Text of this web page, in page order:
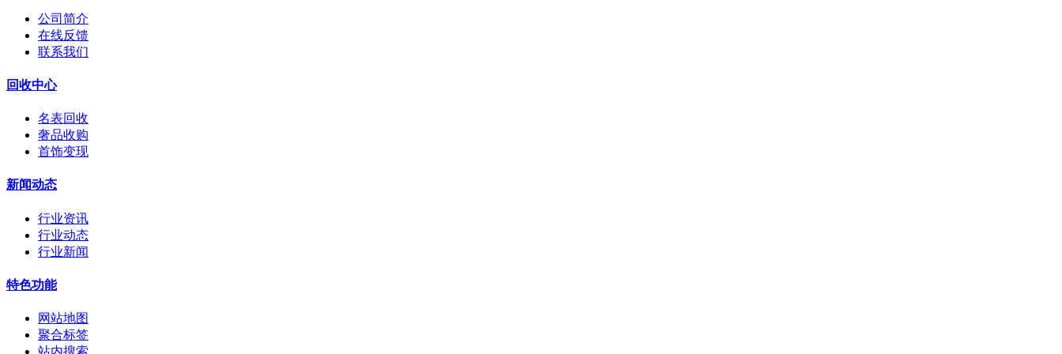
公司简介
在线反馈
联系我们
回收中心
名表回收
奢品收购
首饰变现
新闻动态
行业资讯
行业动态
行业新闻
特色功能
网站地图
聚合标签